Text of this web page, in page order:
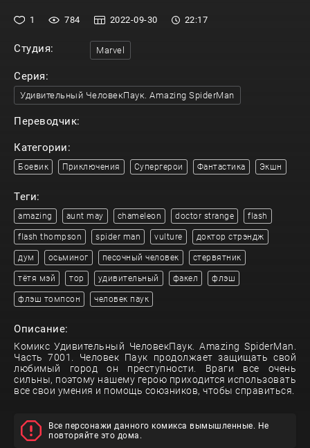
1 784 2022-09-30 22:17
Студия: Marvel
Серия:
Удивительный ЧеловекПаук. Amazing SpiderMan
Переводчик:
Категории:
Боевик Приключения Супергерои Фантастика Экшн
Теги:
amazing aunt may chameleon doctor strange flash
flash thompson spider man vulture доктор стрэндж
дум осьминог песочный человек стервятник
тётя мэй тор удивительный факел флэш
флэш томпсон человек паук
Описание:
Комикс Удивительный ЧеловекПаук. Amazing SpiderMan.
Часть 7001. Человек Паук продолжает защищать свой
любимый город он преступности. Враги все очень
сильны, поэтому нашему герою приходится использовать
все свои умения и помощь союзников, чтобы справиться.
Все персонажи данного комикса вымышленные. Не
повторяйте это дома.